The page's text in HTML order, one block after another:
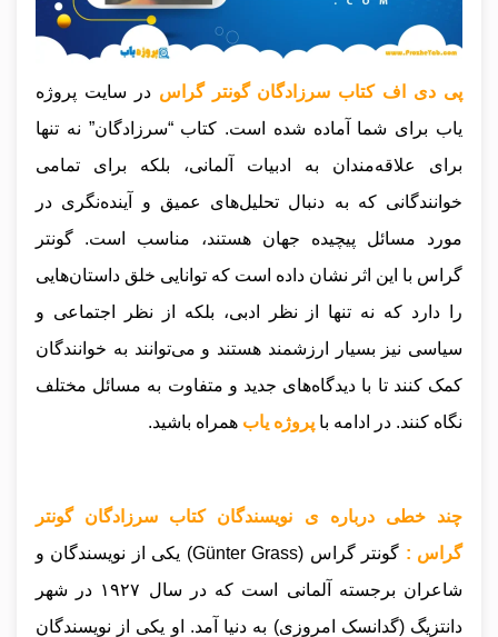
پی دی اف کتاب سرزادگان گونتر گراسدر سایت پروژه
یاب برای شما آماده شده است. کتاب “سرزادگان” نه تنها
برای علاقه‌مندان به ادبیات آلمانی، بلکه برای تمامی
خوانندگانی که به دنبال تحلیل‌های عمیق و آینده‌نگری در
مورد مسائل پیچیده جهان هستند، مناسب است. گونتر
گراس با این اثر نشان داده است که توانایی خلق داستان‌هایی
را دارد که نه تنها از نظر ادبی، بلکه از نظر اجتماعی و
سیاسی نیز بسیار ارزشمند هستند و می‌توانند به خوانندگان
کمک کنند تا با دیدگاه‌های جدید و متفاوت به مسائل مختلف
نگاه کنند. در ادامه با پروژه یاب همراه باشید.
چند خطی درباره ی نویسندگان کتاب سرزادگان گونتر
گراس :
گونتر گراس (Günter Grass) یکی از نویسندگان و
شاعران برجسته آلمانی است که در سال ۱۹۲۷ در شهر
دانتزیگ (گدانسک امروزی) به دنیا آمد. او یکی از نویسندگان